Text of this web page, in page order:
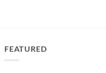
FEATURED